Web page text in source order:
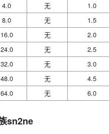
4.0 无
1.0
8.0 无
1.5
16.0 无
2.0
24.0 无
2.5
32.0 无
3.0
48.0 无
4.5
64.0 无 6.0
sn2ne